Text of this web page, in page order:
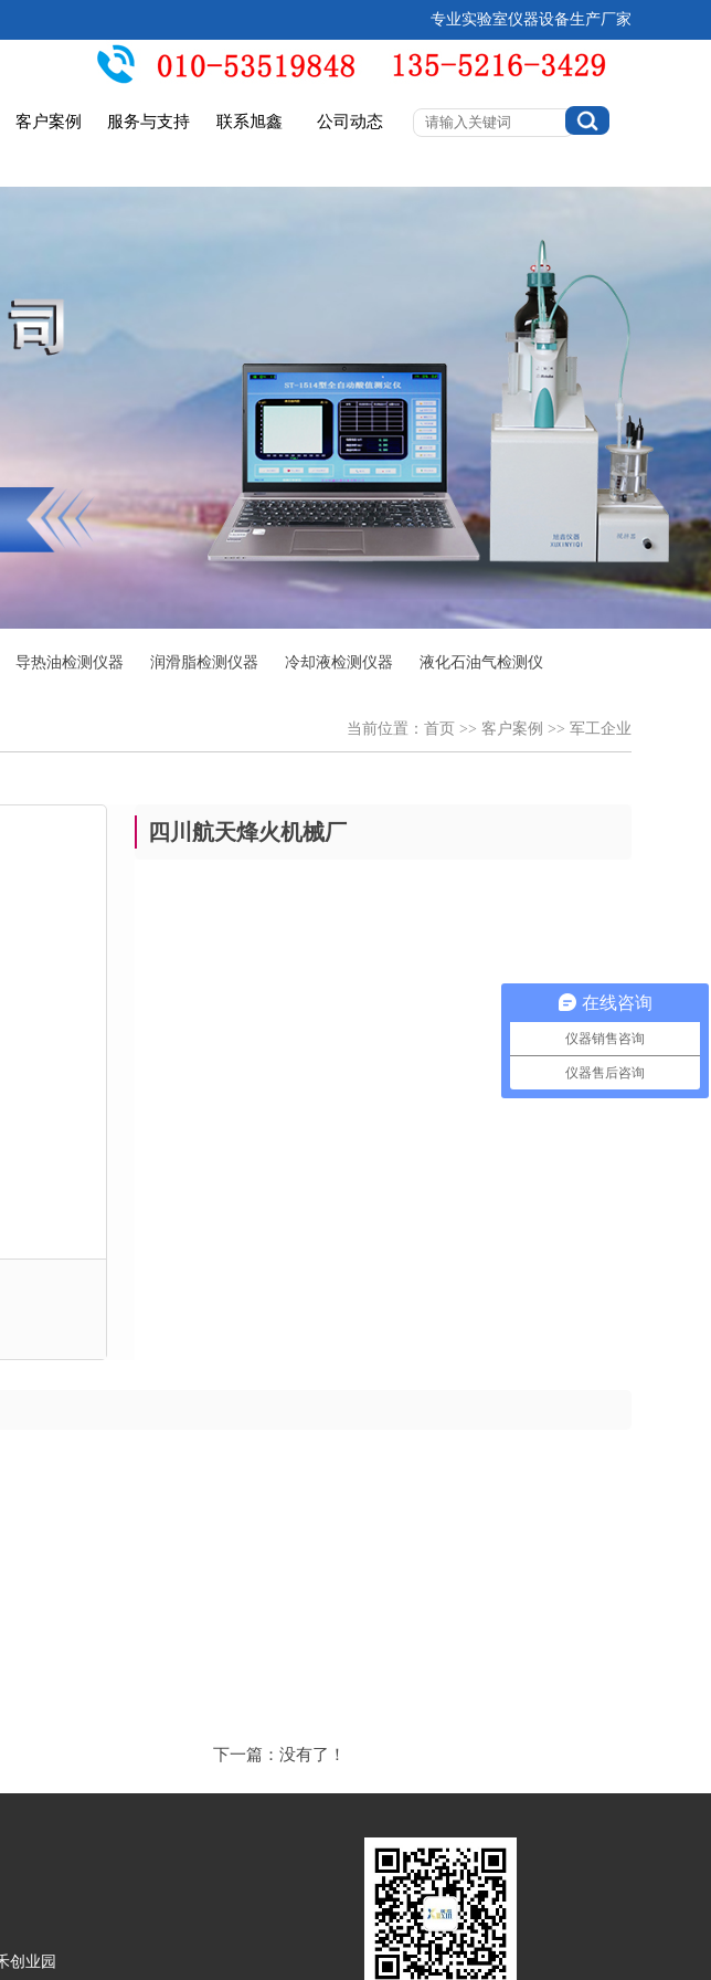
专业实验室仪器设备生产厂家
客户案例 服务与支持 联系旭鑫 公司动态
导热油检测仪器 润滑脂检测仪器 冷却液检测仪器 液化石油气检测仪
当前位置： 首页 >> 客户案例 >> 军工企业
四川航天烽火机械厂
下一篇：没有了！
创业园
在线咨询
仪器销售咨询
仪器售后咨询